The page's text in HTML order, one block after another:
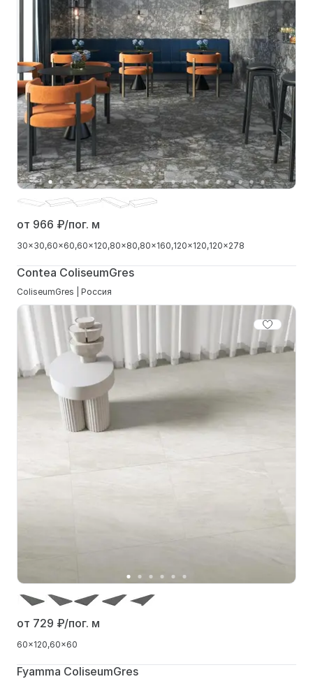
от 966 ₽/пог. м
30x30 60x60 60x120 80x80 80x160 120x120 120x278
Contea ColiseumGres
ColiseumGres | Россия
от 729 ₽/пог. м
60x120 60x60
Fyamma ColiseumGres